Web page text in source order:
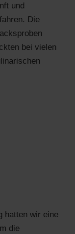
und
Die
bei vielen
hatten wir eine
die